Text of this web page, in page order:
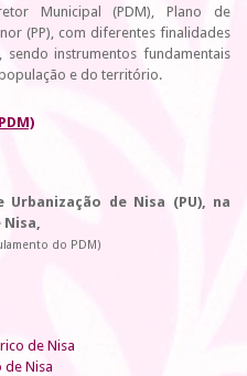
Municipal (PDM), Plano de
(PP), com diferentes finalidades
instrumentos fundamentais
e do território.
de Nisa (PU), na
do PDM)
de Nisa
de Nisa